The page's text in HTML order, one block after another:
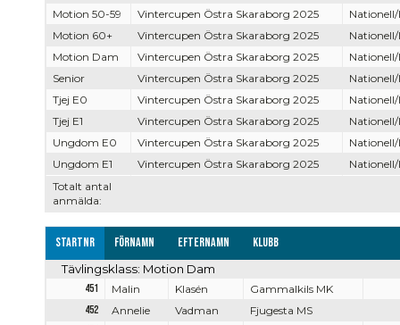
Totalt antal
anmälda:
Motion 50-59 Vintercupen Östra Skaraborg 2025
Motion 60+
Vintercupen Östra Skaraborg 2025
Motion Dam
Vintercupen Östra Skaraborg 2025
Senior
Vintercupen Östra Skaraborg 2025
Tjej E0
Vintercupen Östra Skaraborg 2025
Tjej E1
Vintercupen Östra Skaraborg 2025
Ungdom E0
Vintercupen Östra Skaraborg 2025
Ungdom E1
Vintercupen Östra Skaraborg 2025
Startnr Förnamn Efternamn Klubb
Tävlingsklass: Motion Dam
451 Malin Klasén
Gammalkils MK
452
Annelie Vadman
Fjugesta MS